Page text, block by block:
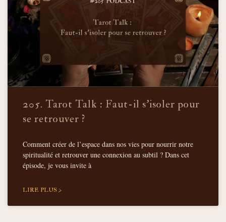
205. Tarot Talk : Faut-il s’isoler pour
se retrouver ?
Comment créer de l’espace dans nos vies pour nourrir notre
spiritualité et retrouver une connexion au subtil ? Dans cet
épisode, je vous invite à
LIRE PLUS >